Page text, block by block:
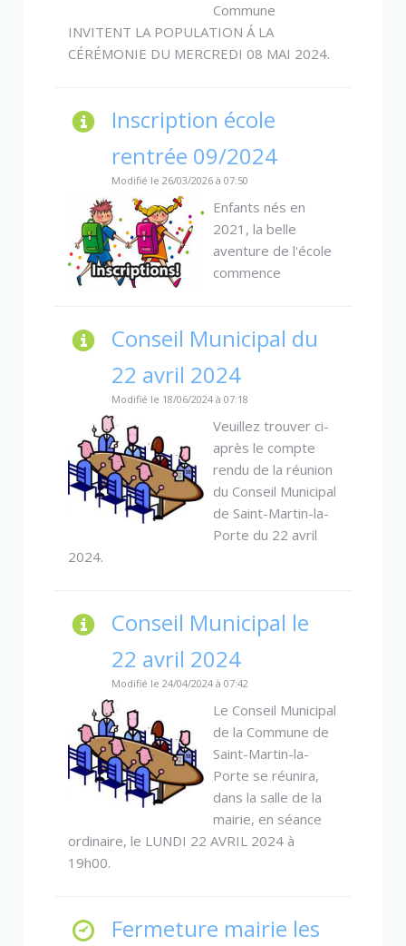
Commune
INVITENT LA POPULATION Á LA
CÉRÉMONIE DU MERCREDI 08 MAI 2024.
Inscription école
rentrée 09/2024
Modifié le 26/03/2026 à 07:50
Enfants nés en
2021, la belle
aventure de l'école
commence
Conseil Municipal du
22 avril 2024
Modifié le 18/06/2024 à 07:18
Veuillez trouver ci-
après le compte
rendu de la réunion
du Conseil Municipal
de Saint-Martin-la-
Porte du 22 avril
2024.
Conseil Municipal le
22 avril 2024
Modifié le 24/04/2024 à 07:42
Le Conseil Municipal
de la Commune de
Saint-Martin-la-
Porte se réunira,
dans la salle de la
mairie, en séance
ordinaire, le LUNDI 22 AVRIL 2024 à
19h00.
Fermeture mairie les